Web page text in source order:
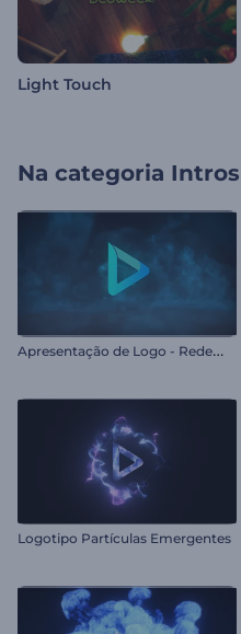
Light Touch
Na categoria
A
presentação de Logo - Redemoinho de Fumaça
Logotipo Partículas Emergentes